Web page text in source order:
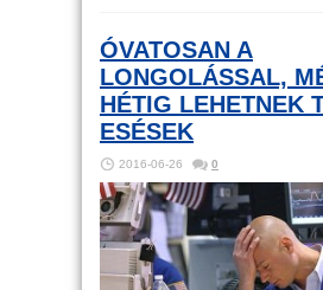
ÓVATOSAN A
LONGOLÁSSAL,
HÉTIG LEHETNEK
ESÉSEK
2016-06-26 0